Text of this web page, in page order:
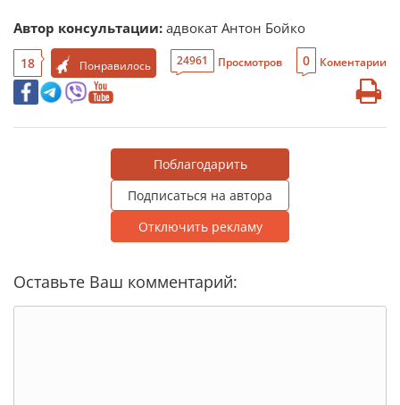
Автор консультации: адвокат Антон Бойко
18 Понравилось 24961 Просмотров 0 Коментарии
Поблагодарить
Подписаться на автора
Отключить рекламу
Оставьте Ваш комментарий: